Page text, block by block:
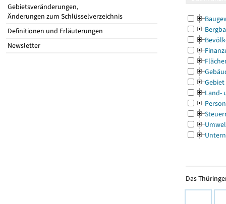
Gebietsveränderungen,
Änderungen zum Schlüsselverzeichnis
Definitionen und Erläuterungen
Newsletter
Gebiet
Land-
Das